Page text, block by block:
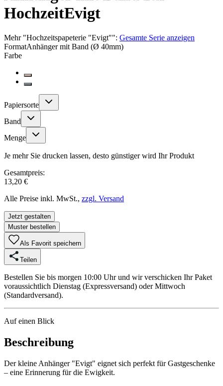
HochzeitEvigt
Mehr"Hochzeitspapeterie "Evigt"": Gesamte Serie anzeigen
FormatAnhänger mit Band (Ø 40mm)
Farbe
Papiersorte
Band
Menge
Je mehr Sie drucken lassen, desto günstiger wird Ihr Produkt
Gesamtpreis:
13,20 €
Alle Preise inkl. MwSt., zzgl. Versand
Jetzt gestalten
Muster bestellen
Als Favorit speichern
Teilen
Bestellen Sie bis morgen 10:00 Uhr und wir verschicken Ihr Paket
voraussichtlich Dienstag (Expressversand) oder Mittwoch
(Standardversand).
Auf einen Blick
Beschreibung
Der kleine Anhänger "Evigt" eignet sich perfekt für Gastgeschenke
– eine Erinnerung für die Ewigkeit.